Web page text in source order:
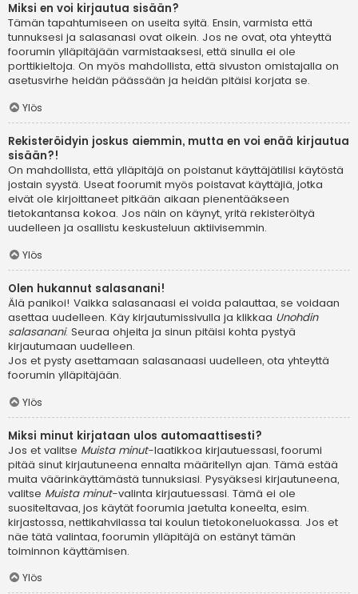
Miksi en voi kirjautua sisään?
Tämän tapahtumiseen on useita syitä. Ensin, varmista että
tunnuksesi ja salasanasi ovat oikein. Jos ne ovat, ota yhteyttä
foorumin ylläpitäjään varmistaaksesi, että sinulla ei ole
porttikieltoja. On myös mahdollista, että sivuston omistajalla on
asetusvirhe heidän päässään ja heidän pitäisi korjata se.
Ylös
Rekisteröidyin joskus aiemmin, mutta en voi enää kirjautua
sisään?!
On mahdollista, että ylläpitäjä on poistanut käyttäjätilisi käytöstä
jostain syystä. Useat foorumit myös poistavat käyttäjiä, jotka
eivät ole kirjoittaneet pitkään aikaan pienentääkseen
tietokantansa kokoa. Jos näin on käynyt, yritä rekisteröityä
uudelleen ja osallistu keskusteluun aktiivisemmin.
Ylös
Olen hukannut salasanani!
Älä panikoi! Vaikka salasanaasi ei voida palauttaa, se voidaan
asettaa uudelleen. Käy kirjautumissivulla ja klikkaa Unohdin
salasanani. Seuraa ohjeita ja sinun pitäisi kohta pystyä
kirjautumaan uudelleen.
Jos et pysty asettamaan salasanaasi uudelleen, ota yhteyttä
foorumin ylläpitäjään.
Ylös
Miksi minut kirjataan ulos automaattisesti?
Jos et valitse Muista minut-laatikkoa kirjautuessasi, foorumi
pitää sinut kirjautuneena ennalta määritellyn ajan. Tämä estää
muita väärinkäyttämästä tunnuksiasi. Pysyäksesi kirjautuneena,
valitse Muista minut-valinta kirjautuessasi. Tämä ei ole
suositeltavaa, jos käytät foorumia jaetulta koneelta, esim.
kirjastossa, nettikahvilassa tai koulun tietokoneluokassa. Jos et
näe tätä valintaa, foorumin ylläpitäjä on estänyt tämän
toiminnon käyttämisen.
Ylös